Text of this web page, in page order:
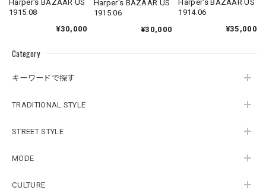
Category
キーワードで探す
TRADITIONAL STYLE
STREET STYLE
MODE
CULTURE
Harper's BAZAAR US
1915.08
¥30,000
Harper's BAZAAR US
1915.06
¥30,000
Harper's BAZAAR US
1914.06
¥35,000